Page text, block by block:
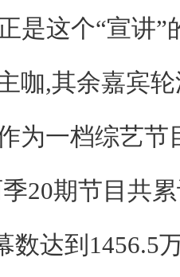
是这个“宣讲
咖,其余嘉宾
为一档综艺
20期节目共
数达到1456.5